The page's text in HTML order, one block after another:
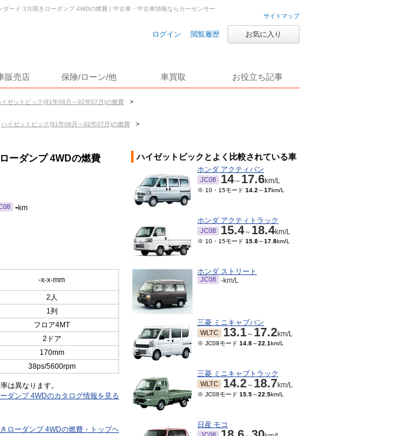
サイトマップ
ログイン 閲覧履歴 お気に入り
販売店 保険/ローン/他 車買取 お役立ち記事
イゼットピック(91年08月～92年07月)の燃費
>
ハイゼットピック(91年08月～92年07月)の燃費
>
ード 3方開きローダンプ 4WDの燃費 | 中古車・中古車情報ならカーセンサー
ーダンプ 4WDの燃費
-km
-x-x-mm
2人
1列
フロア4MT
2ドア
170mm
38ps/5600rpm
は異なります。
ダンプ 4WDのカタログ情報を見る
ローダンプ 4WDの燃費・トップヘ
ハイゼットピックとよく比較されている車
ホンダ アクティバン
JC08 14～ 17.6km/L
※ 10・15モード 14.2 ～17km/L
ホンダ アクティトラック
JC08 15.4～ 18.4km/L
※ 10・15モード 15.8～17.8km/L
ホンダ ストリート
JC08 -km/L
三菱 ミニキャブバン
WLTC 13.1～ 17.2km/L
※ JC08モード 14.8～22.1km/L
三菱 ミニキャブトラック
WLTC 14.2～ 18.7km/L
※ JC08モード 15.5～22.5km/L
日産 モコ